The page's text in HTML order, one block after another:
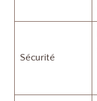
Sécurité